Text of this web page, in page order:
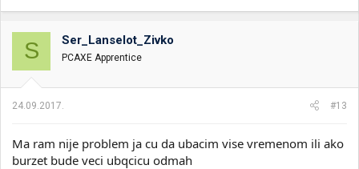
S Ser_Lanselot_Zivko
PCAXE Apprentice
24.09.2017. #13
Ma ram nije problem ja cu da ubacim vise vremenom ili ako
burzet bude veci ubqcicu odmah